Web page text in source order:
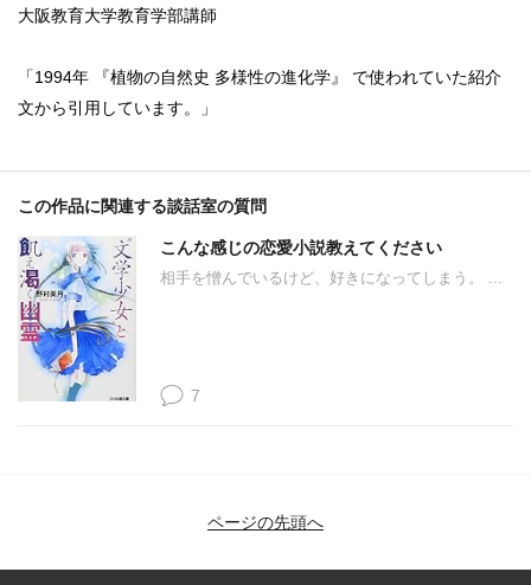
大阪教育大学教育学部講師
「1994年 『植物の自然史 多様性の進化学』 で使われていた紹介
文から引用しています。」
この作品に関連する談話室の質問
こんな感じの恋愛小説教えてください
相手を憎んでいるけど、好きになってしまう。 ...
7
ページの先頭へ